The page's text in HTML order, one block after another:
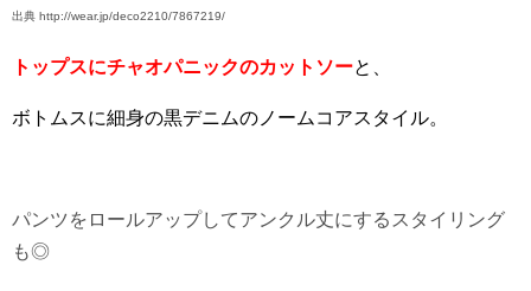
出典 http://wear.jp/deco2210/7867219/
トップスにチャオパニックのカットソーと、
ボトムスに細身の黒デニムのノームコアスタイル。
パンツをロールアップしてアンクル丈にするスタイリング
も◎